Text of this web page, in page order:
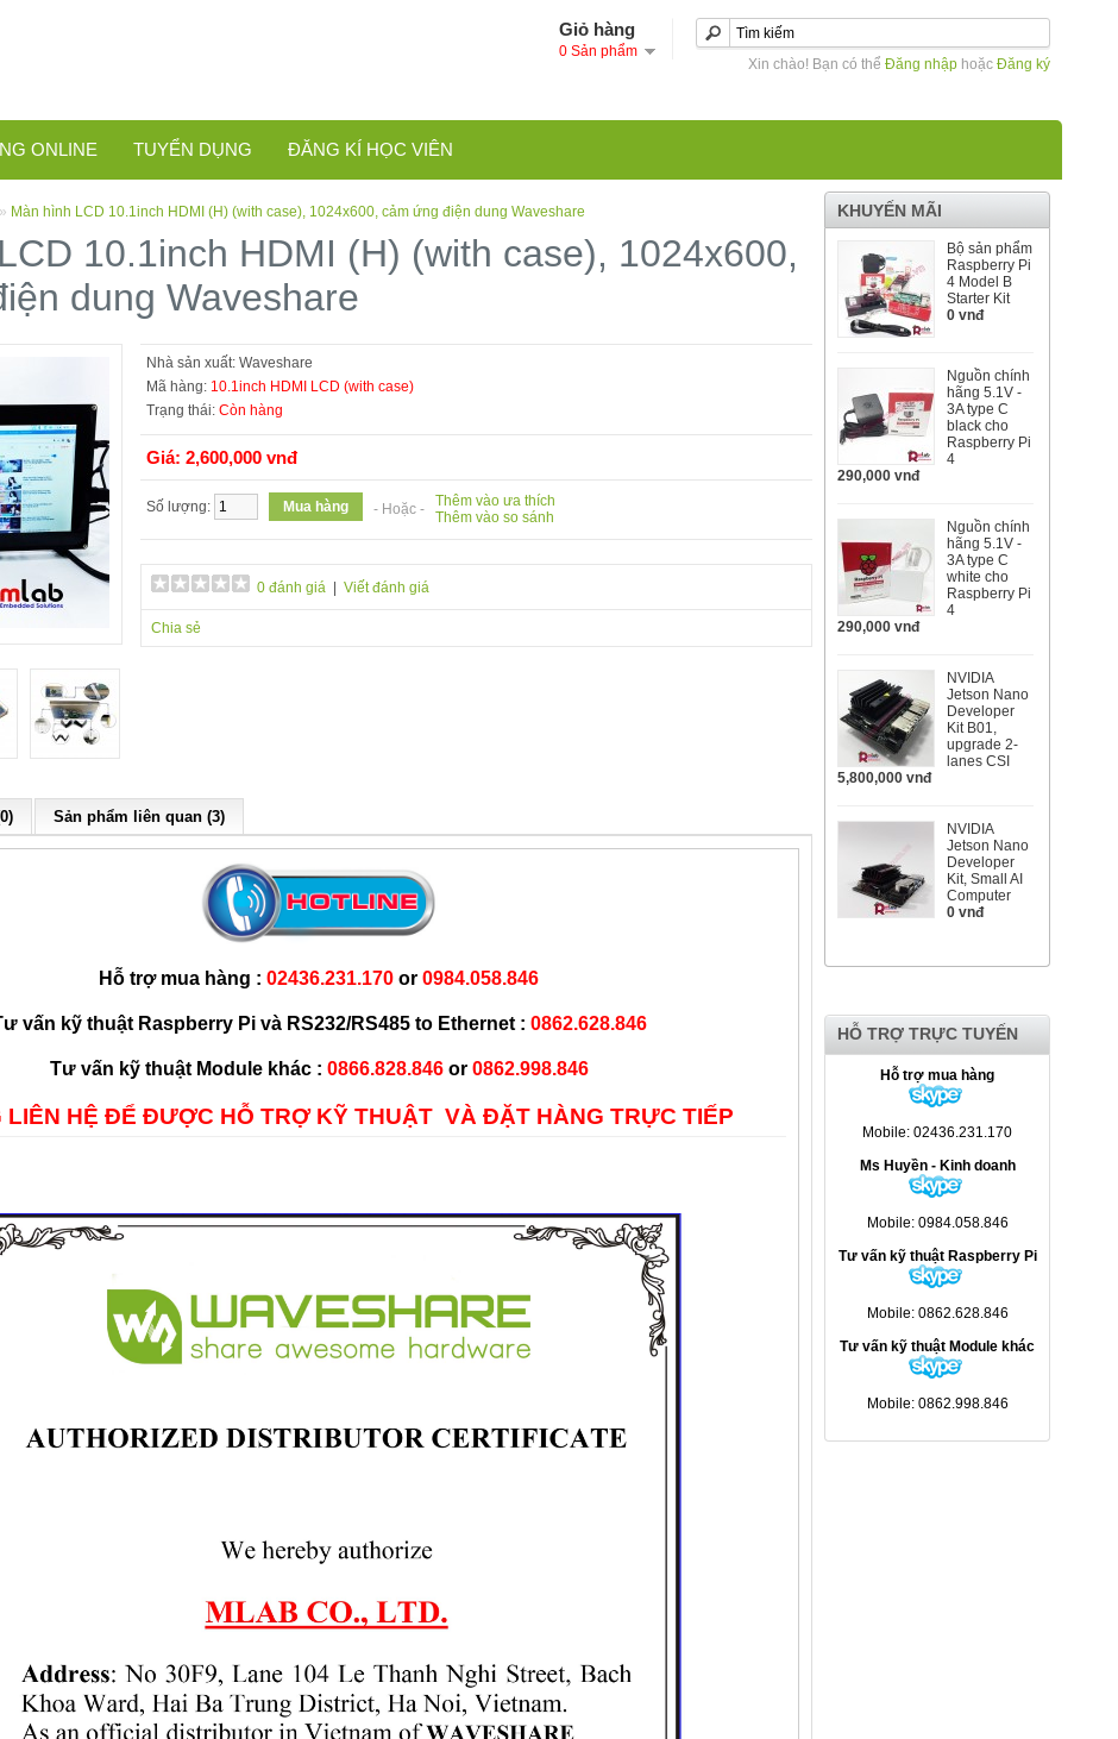
Giỏ hàng
0 Sản phẩm
Xin chào! Bạn có thể Đăng nhập hoặc Đăng ký
ONLINE TUYỂN DỤNG ĐĂNG KÍ HỌC VIÊN
KHUYẾN MÃI
Bộ sản phẩm
Raspberry Pi
4 Model B
Starter Kit
0 vnđ
Nguồn chính
hãng 5.1V -
3A type C
black cho
Raspberry Pi
4
290,000 vnđ
Nguồn chính
hãng 5.1V -
3A type C
white cho
Raspberry Pi
4
290,000 vnđ
NVIDIA
Jetson Nano
Developer
Kit B01,
upgrade 2-
lanes CSI
5,800,000 vnđ
NVIDIA
Jetson Nano
Developer
Kit, Small AI
Computer
0 vnđ
HỖ TRỢ TRỰC TUYẾN
Hỗ trợ mua hàng
Mobile: 02436.231.170
Ms Huyền - Kinh doanh
Mobile: 0984.058.846
Tư vấn kỹ thuật Raspberry Pi
Mobile: 0862.628.846
Tư vấn kỹ thuật Module khác
Mobile: 0862.998.846
» Màn hình LCD 10.1inch HDMI (H) (with case), 1024x600, cảm ứng điện dung Waveshare
10.1inch HDMI (H) (with case), 1024x600,
dung Waveshare
Nhà sản xuất: Waveshare
Mã hàng: 10.1inch HDMI LCD (with case)
Trạng thái: Còn hàng
Giá: 2,600,000 vnđ
Số lượng: - Hoặc - Thêm vào ưa thích
Thêm vào so sánh
0 đánh giá Viết đánh giá
Chia sẻ
Sản phẩm liên quan (3)
Hỗ trợ mua hàng : 02436.231.170 or 0984.058.846
vấn kỹ thuật Raspberry Pi và RS232/RS485 to Ethernet : 0862.628.846
Tư vấn kỹ thuật Module khác : 0866.828.846or 0862.998.846
LIÊN HỆ ĐỂ ĐƯỢC HỖ TRỢ KỸ THUẬT VÀ ĐẶT HÀNG TRỰC TIẾP